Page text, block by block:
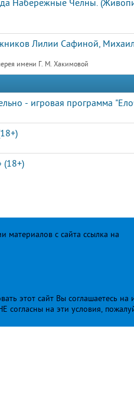
Набережные Челны.
Лилии Сафиной,
имени Г. М. Хакимовой
- игровая программа
(18+)
с сайта ссылка на
этот сайт Вы соглашаетесь
согласны на эти условия,